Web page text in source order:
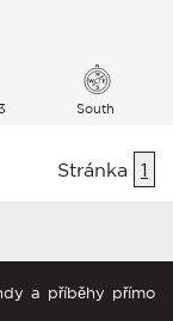
South
Stránka 1
a příběhy přímo